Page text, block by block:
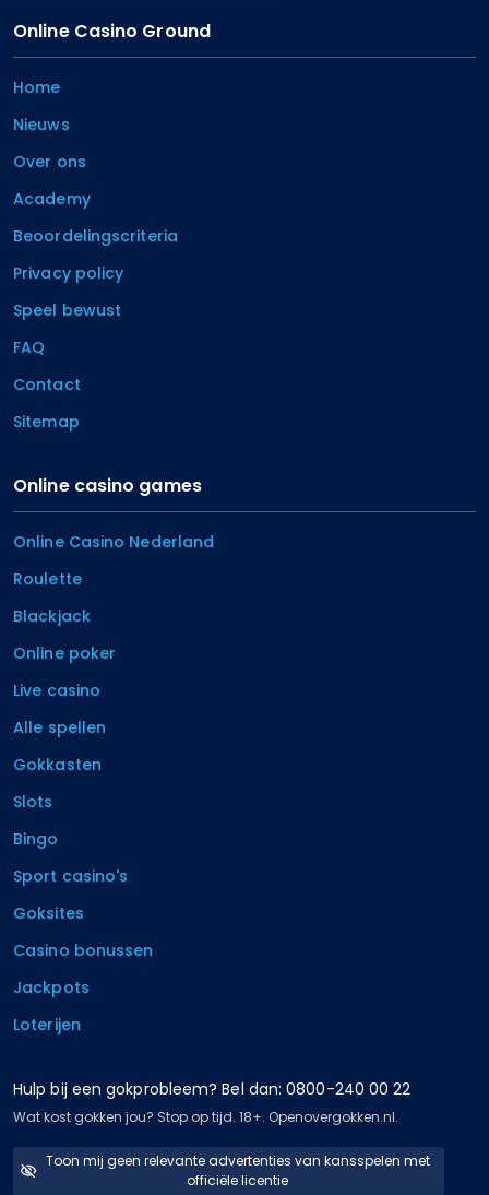
Online Casino Ground
Home
Nieuws
Over ons
Academy
Beoordelingscriteria
Privacy policy
Speel bewust
FAQ
Contact
Sitemap
Online casino games
Online Casino Nederland
Roulette
Blackjack
Online poker
Live casino
Alle spellen
Gokkasten
Slots
Bingo
Sport casino's
Goksites
Casino bonussen
Jackpots
Loterijen
Hulp bij een gokprobleem? Bel dan: 0800-240 00 22
Wat kost gokken jou? Stop op tijd. 18+. Openovergokken.nl.
Toon mij geen relevante advertenties van kansspelen met
officiële licentie